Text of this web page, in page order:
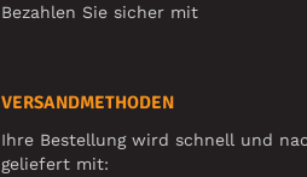
Bezahlen Sie sicher mit
VERSANDMETHODEN
Ihre Bestellung wird schnell und
geliefert mit: